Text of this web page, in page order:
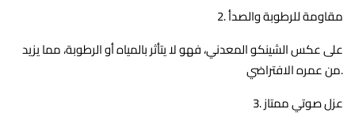
2. مقاومة للرطوبة والصدأ
على عكس الشينكو المعدني، فهو لا يتأثر بالمياه أو الرطوبة، مما يزيد
من عمره الافتراضي.
3. عزل صوتي ممتاز